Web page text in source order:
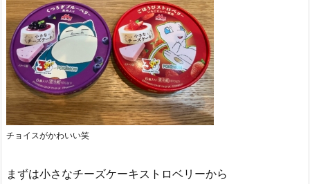
チョイスがかわいい笑
まずは小さなチーズケーキストロベリーから